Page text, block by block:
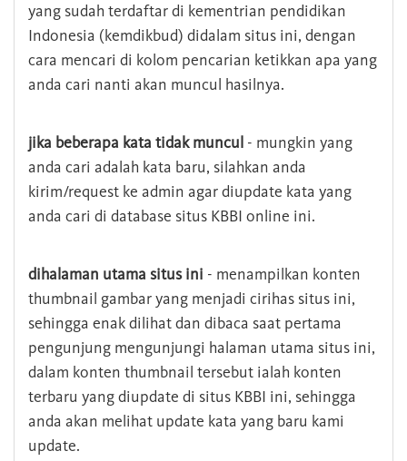
yang sudah terdaftar di kementrian pendidikan
Indonesia (kemdikbud) didalam situs ini, dengan
cara mencari di kolom pencarian ketikkan apa yang
anda cari nanti akan muncul hasilnya.
jika beberapa kata tidak muncul - mungkin yang
anda cari adalah kata baru, silahkan anda
kirim/request ke admin agar diupdate kata yang
anda cari di database situs KBBI online ini.
dihalaman utama situs ini - menampilkan konten
thumbnail gambar yang menjadi cirihas situs ini,
sehingga enak dilihat dan dibaca saat pertama
pengunjung mengunjungi halaman utama situs ini,
dalam konten thumbnail tersebut ialah konten
terbaru yang diupdate di situs KBBI ini, sehingga
anda akan melihat update kata yang baru kami
update.